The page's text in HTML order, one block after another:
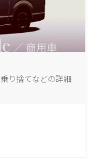
り捨てなどの詳細